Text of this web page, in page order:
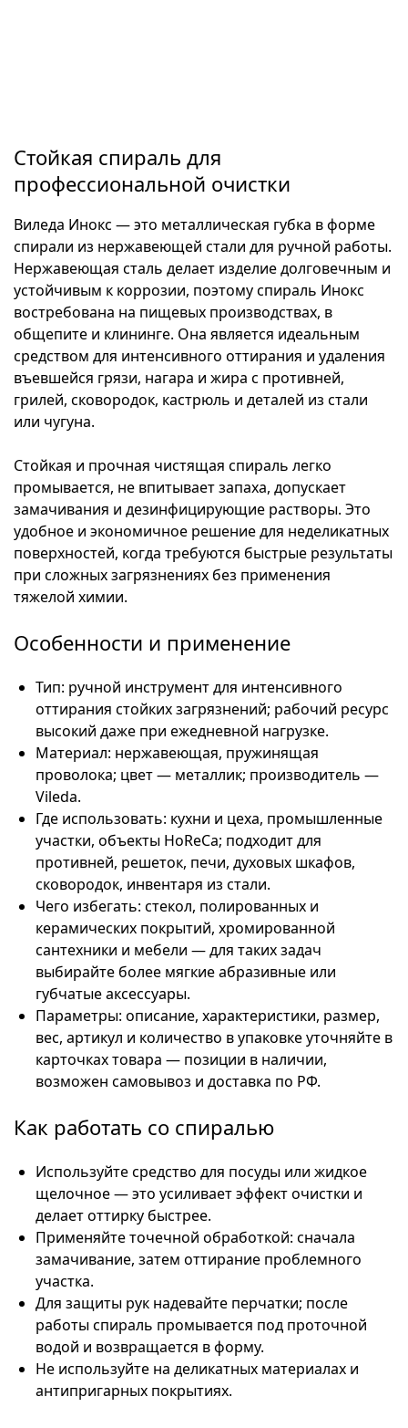
Стойкая спираль для
профессиональной очистки
Виледа Инокс — это металлическая губка в форме
спирали из нержавеющей стали для ручной работы.
Нержавеющая сталь делает изделие долговечным и
устойчивым к коррозии, поэтому спираль Инокс
востребована на пищевых производствах, в
общепите и клининге. Она является идеальным
средством для интенсивного оттирания и удаления
въевшейся грязи, нагара и жира с противней,
грилей, сковородок, кастрюль и деталей из стали
или чугуна.
Стойкая и прочная чистящая спираль легко
промывается, не впитывает запаха, допускает
замачивания и дезинфицирующие растворы. Это
удобное и экономичное решение для неделикатных
поверхностей, когда требуются быстрые результаты
при сложных загрязнениях без применения
тяжелой химии.
Особенности и применение
Тип: ручной инструмент для интенсивного
оттирания стойких загрязнений; рабочий ресурс
высокий даже при ежедневной нагрузке.
Материал: нержавеющая, пружинящая
проволока; цвет — металлик; производитель —
Vileda.
Где использовать: кухни и цеха, промышленные
участки, объекты HoReCa; подходит для
противней, решеток, печи, духовых шкафов,
сковородок, инвентаря из стали.
Чего избегать: стекол, полированных и
керамических покрытий, хромированной
сантехники и мебели — для таких задач
выбирайте более мягкие абразивные или
губчатые аксессуары.
Параметры: описание, характеристики, размер,
вес, артикул и количество в упаковке уточняйте в
карточках товара — позиции в наличии,
возможен самовывоз и доставка по РФ.
Как работать со спиралью
Используйте средство для посуды или жидкое
щелочное — это усиливает эффект очистки и
делает оттирку быстрее.
Применяйте точечной обработкой: сначала
замачивание, затем оттирание проблемного
участка.
Для защиты рук надевайте перчатки; после
работы спираль промывается под проточной
водой и возвращается в форму.
Не используйте на деликатных материалах и
антипригарных покрытиях.